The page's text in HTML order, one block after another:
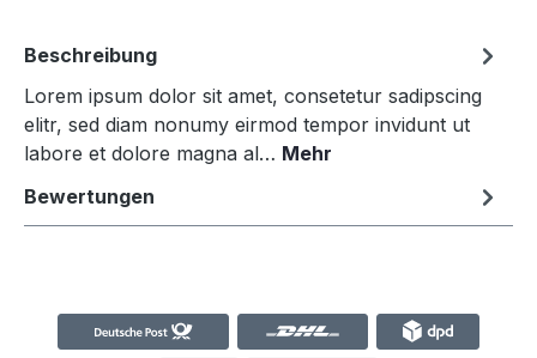
Beschreibung
Lorem ipsum dolor sit amet, consetetur sadipscing
elitr, sed diam nonumy eirmod tempor invidunt ut
labore et dolore magna al… Mehr
Bewertungen